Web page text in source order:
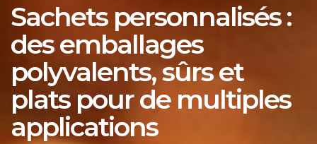
Sachets personnalisés :
des emballages
polyvalents, sûrs et
plats pour de multiples
applications